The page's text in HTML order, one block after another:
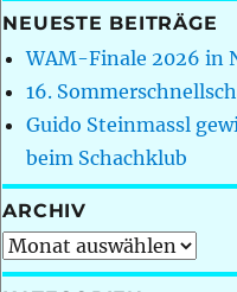
NEUESTE BEITRÄGE
WAM-Finale 2026 in
16.
Guido Steinmassl
beim Schachklub
ARCHIV
Archiv